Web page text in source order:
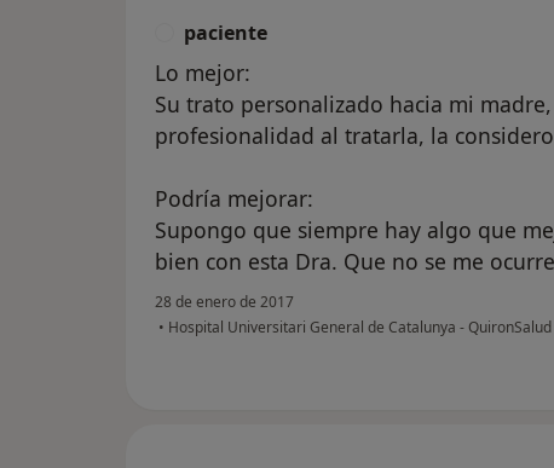
paciente
Lo mejor:
Su trato personalizado hacia mi
profesionalidad al tratarla, la
Podría mejorar:
Supongo que siempre hay algo que
bien con esta Dra. Que no se me
28 de enero de 2017
• Hospital Universitari General de Catalunya - QuironSalud